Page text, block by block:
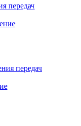
передач
передач